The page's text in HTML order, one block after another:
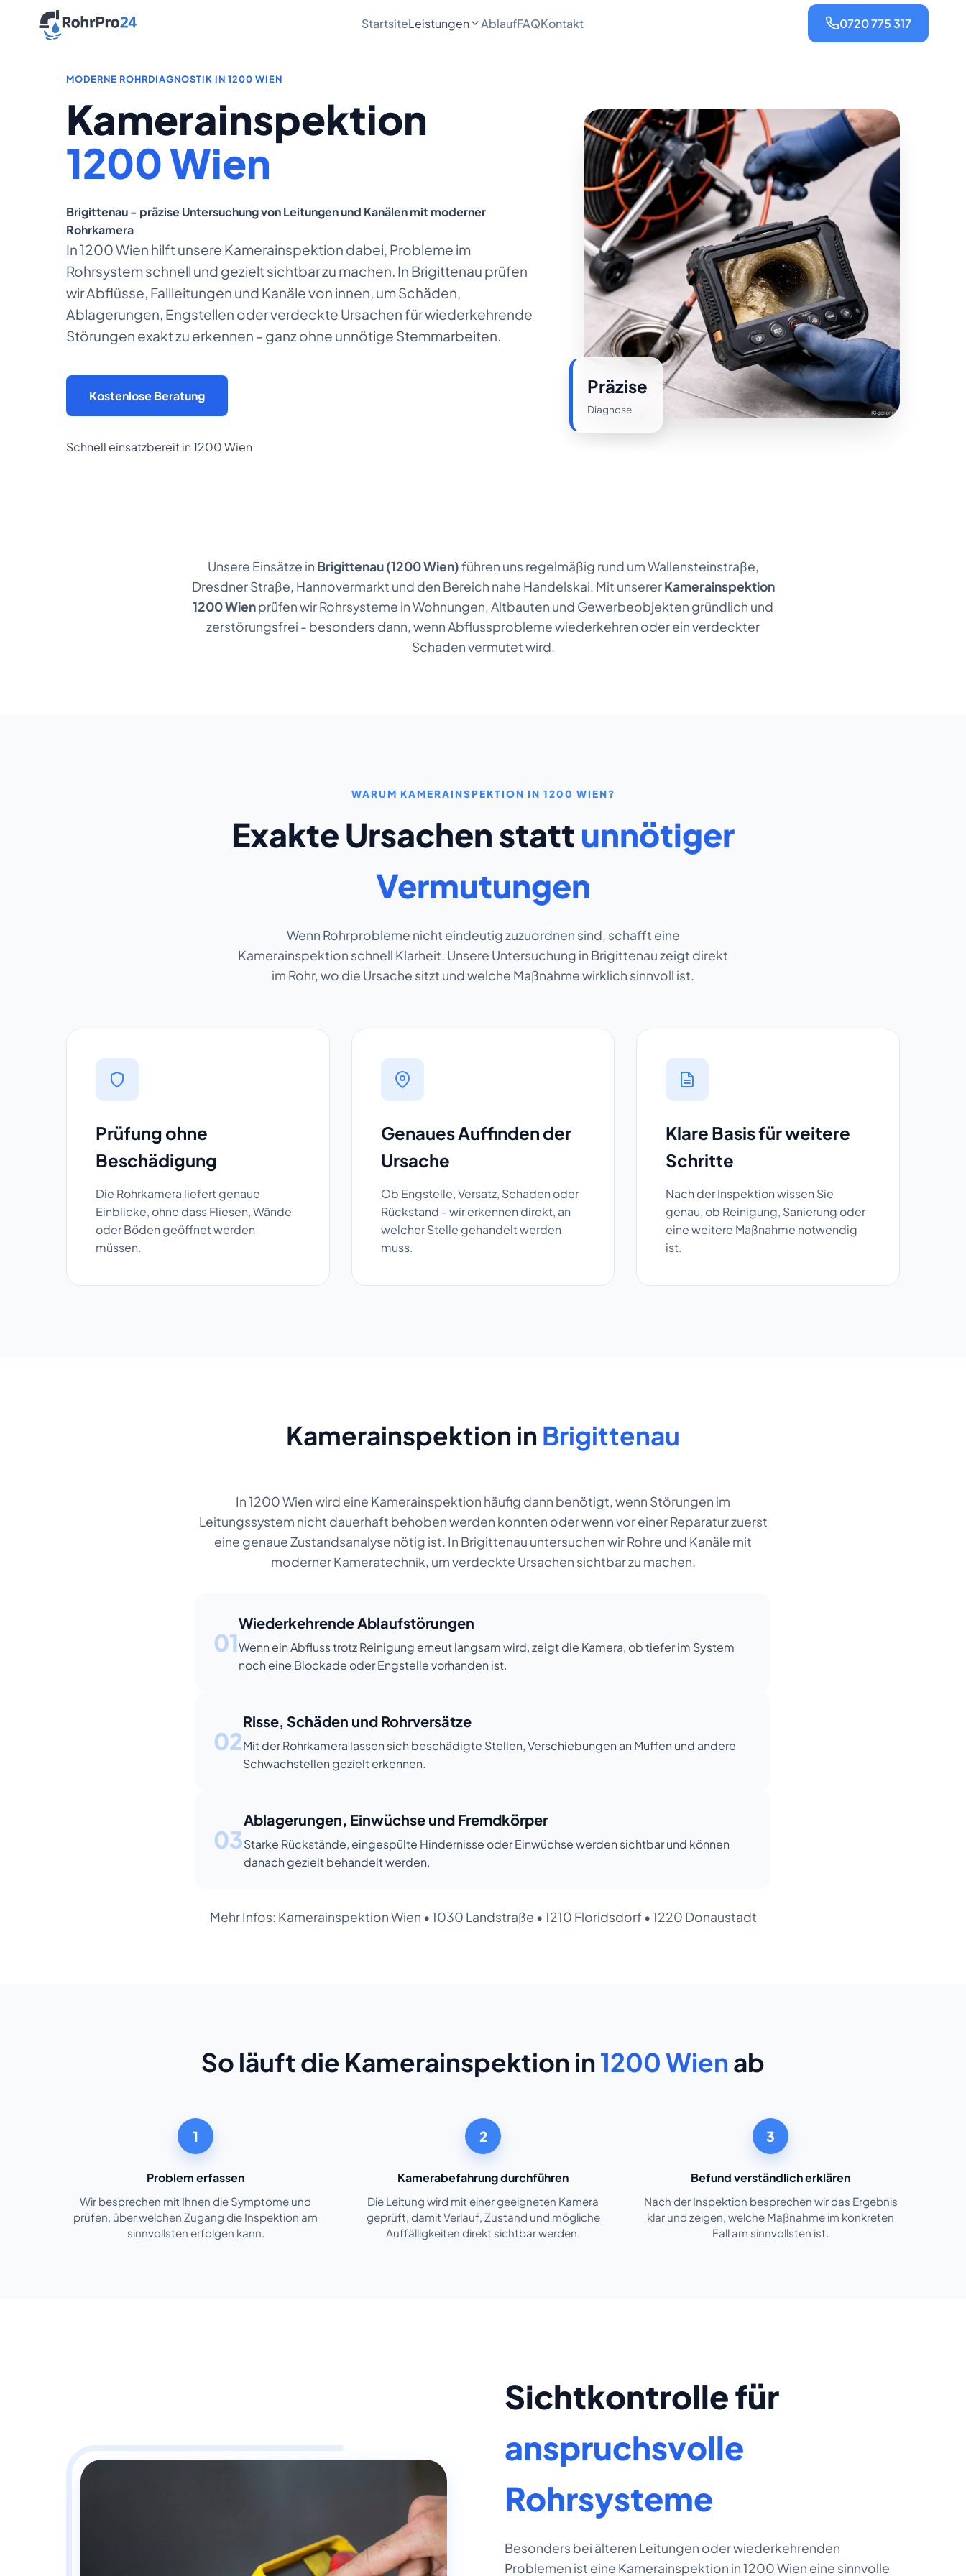
StartsiteLeistungen AblaufFAQKontakt 0720 775 317
MODERNE ROHRDIAGNOSTIK IN 1200 WIEN
Kamerainspektion
1200 Wien
Brigittenau - präzise Untersuchung von Leitungen und Kanälen mit moderner
Rohrkamera
In 1200 Wien hilft unsere Kamerainspektion dabei, Probleme im
Rohrsystem schnell und gezielt sichtbar zu machen. In Brigittenau prüfen
wir Abflüsse, Fallleitungen und Kanäle von innen, um Schäden,
Ablagerungen, Engstellen oder verdeckte Ursachen für wiederkehrende
Störungen exakt zu erkennen - ganz ohne unnötige Stemmarbeiten.
Kostenlose Beratung
Schnell einsatzbereit in 1200 Wien
Präzise
Diagnose
Unsere Einsätze in Brigittenau (1200 Wien)führen uns regelmäßig rund um Wallensteinstraße,
Dresdner Straße, Hannovermarkt und den Bereich nahe Handelskai. Mit unsererKamerainspektion
1200 Wienprüfen wir Rohrsysteme in Wohnungen, Altbauten und Gewerbeobjekten gründlich und
zerstörungsfrei - besonders dann, wenn Abflussprobleme wiederkehren oder ein verdeckter
Schaden vermutet wird.
WARUM KAMERAINSPEKTION IN 1200 WIEN?
Exakte Ursachen stattunnötiger
Vermutungen
Wenn Rohrprobleme nicht eindeutig zuzuordnen sind, schafft eine
Kamerainspektion schnell Klarheit. Unsere Untersuchung in Brigittenau zeigt direkt
im Rohr, wo die Ursache sitzt und welche Maßnahme wirklich sinnvoll ist.
Prüfung ohne
Beschädigung
Die Rohrkamera liefert genaue
Einblicke, ohne dass Fliesen, Wände
oder Böden geöffnet werden
müssen.
Genaues Auffinden der
Ursache
Ob Engstelle, Versatz, Schaden oder
Rückstand - wir erkennen direkt, an
welcher Stelle gehandelt werden
muss.
Klare Basis für weitere
Schritte
Nach der Inspektion wissen Sie
genau, ob Reinigung, Sanierung oder
eine weitere Maßnahme notwendig
ist.
Kamerainspektion in Brigittenau
In 1200 Wien wird eine Kamerainspektion häufig dann benötigt, wenn Störungen im
Leitungssystem nicht dauerhaft behoben werden konnten oder wenn vor einer Reparatur zuerst
eine genaue Zustandsanalyse nötig ist. In Brigittenau untersuchen wir Rohre und Kanäle mit
moderner Kameratechnik, um verdeckte Ursachen sichtbar zu machen.
01
Wiederkehrende Ablaufstörungen
Wenn ein Abfluss trotz Reinigung erneut langsam wird, zeigt die Kamera, ob tiefer im System
noch eine Blockade oder Engstelle vorhanden ist.
02
Risse, Schäden und Rohrversätze
Mit der Rohrkamera lassen sich beschädigte Stellen, Verschiebungen an Muffen und andere
Schwachstellen gezielt erkennen.
03
Ablagerungen, Einwüchse und Fremdkörper
Starke Rückstände, eingespülte Hindernisse oder Einwüchse werden sichtbar und können
danach gezielt behandelt werden.
Mehr Infos: Kamerainspektion Wien •1030 Landstraße •1210 Floridsdorf•1220 Donaustadt
So läuft die Kamerainspektion in1200 Wienab
1
Problem erfassen
Wir besprechen mit Ihnen die Symptome und
prüfen, über welchen Zugang die Inspektion am
sinnvollsten erfolgen kann.
2
Kamerabefahrung durchführen
Die Leitung wird mit einer geeigneten Kamera
geprüft, damit Verlauf, Zustand und mögliche
Auffälligkeiten direkt sichtbar werden.
3
Befund verständlich erklären
Nach der Inspektion besprechen wir das Ergebnis
klar und zeigen, welche Maßnahme im konkreten
Fall am sinnvollsten ist.
Sichtkontrolle für
anspruchsvolle
Rohrsysteme
Besonders bei älteren Leitungen oder wiederkehrenden
Problemen ist eine Kamerainspektion in 1200 Wien eine sinnvolle